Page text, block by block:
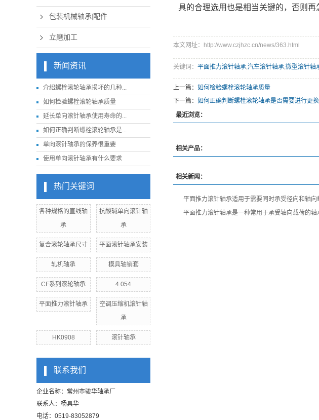
包装机械轴承|配件
立磨加工
新闻资讯
介绍螺栓滚轮轴承损坏的几种...
如何检验螺栓滚轮轴承质量
延长单向滚针轴承使用寿命的...
如何正确判断螺栓滚轮轴承是...
单向滚针轴承的保养很重要
使用单向滚针轴承有什么要求
热门关键词
各种规格的直线轴
承
抗酸碱单向滚针轴
承
复合滚轮轴承尺寸 平面滚针轴承安装
轧机轴承 模具轴销套
CF系列滚轮轴承 4.054
平面推力滚针轴承
空调压缩机滚针轴
承
HK0908 滚针轴承
联系我们
企业名称：常州市骏华轴承厂
联系人：杨具华
电话：0519-83052879
具的合理选用也是相当关键的，否则再
本文网址：http://www.czjhzc.cn/news/363.html
关键词： 平面推力滚针轴承,汽车滚针轴承,微型滚针轴
上一篇： 如何检验螺栓滚轮轴承质量
下一篇： 如何正确判断螺栓滚轮轴承是否需要进行更换
最近浏览：
相关产品：
相关新闻：
平面推力滚针轴承适用于需要同时承受径向和轴向
平面推力滚针轴承是一种常用于承受轴向载荷的轴